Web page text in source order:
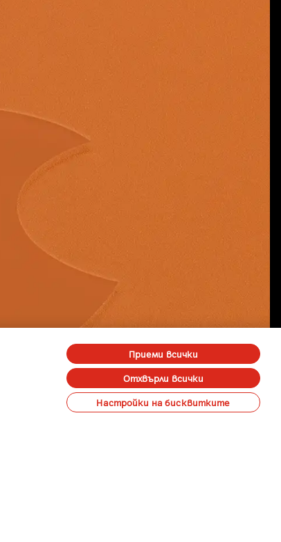
Карти на покритие Профилактики и аварии
Настройки на бисквитките
Отхвърли всички
Приеми всички